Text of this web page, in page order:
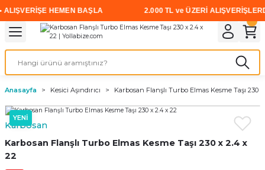
HEMEN BAŞLA 2.000 TL ve ÜZERİ ALIŞVERİŞLERDE
Geri Dön
Geri Dön
Geri Dön
Akıllı Vidalar
Sunta Vidası
Geri Dön
Geri Dön
Akülü Vidalamalar
Elektrikli Matkaplar
Gaz Armatürleri
Mıknatıslar
Geri Dön
Geri Dön
Cırt Zımparalar
Anasayfa
Kesici Aşındırıcı Karbosan Flanşlı Turbo Elmas Kesme Taşı 230
YENİ
Karbosan
Karbosan Flanşlı Turbo Elmas Kesme Taşı 230 x 2.4 x
22